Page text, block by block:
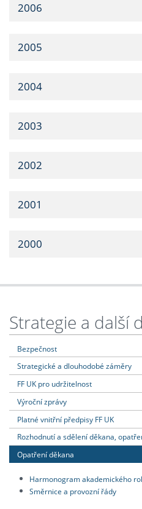
2006
2005
2004
2003
2002
2001
2000
Strategie a další
Bezpečnost
Strategické a dlouhodobé záměry
FF UK pro udržitelnost
Výroční zprávy
Platné vnitřní předpisy FF UK
Rozhodnutí a sdělení děkana,
Opatření děkana
Harmonogram akademického
Směrnice a provozní řády